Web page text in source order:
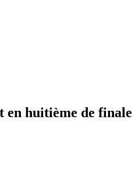
huitième de finale